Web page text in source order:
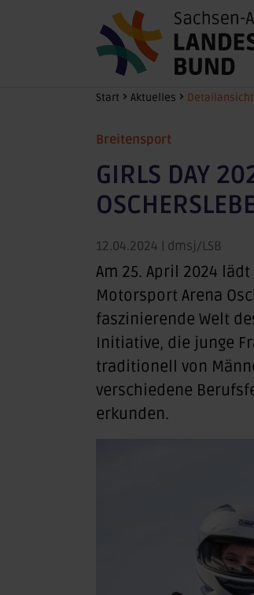
Zum Hauptinhalt springen
Sie sind hier:
Start Aktuelles Detailansicht
Breitensport
GIRLS DAY
12.04.2024 | dmsj/LSB
Am 25. April 2024
Motorsport Arena
faszinierende Welt
Initiative, die junge
traditionell von
verschiedene
erkunden.